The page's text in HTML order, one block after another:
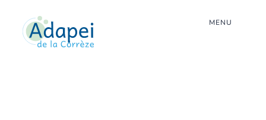
MENU